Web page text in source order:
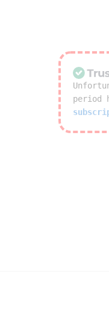
period